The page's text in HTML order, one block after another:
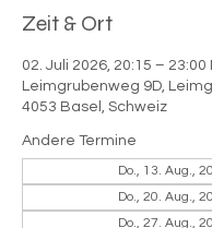
Zeit & Ort
02. Juli 2026, 20:15 – 23:00
Leimgrubenweg 9D,
4053 Basel, Schweiz
Andere Termine
Do., 13. Aug.,
Do., 20. Aug.,
Do., 27. Aug.,